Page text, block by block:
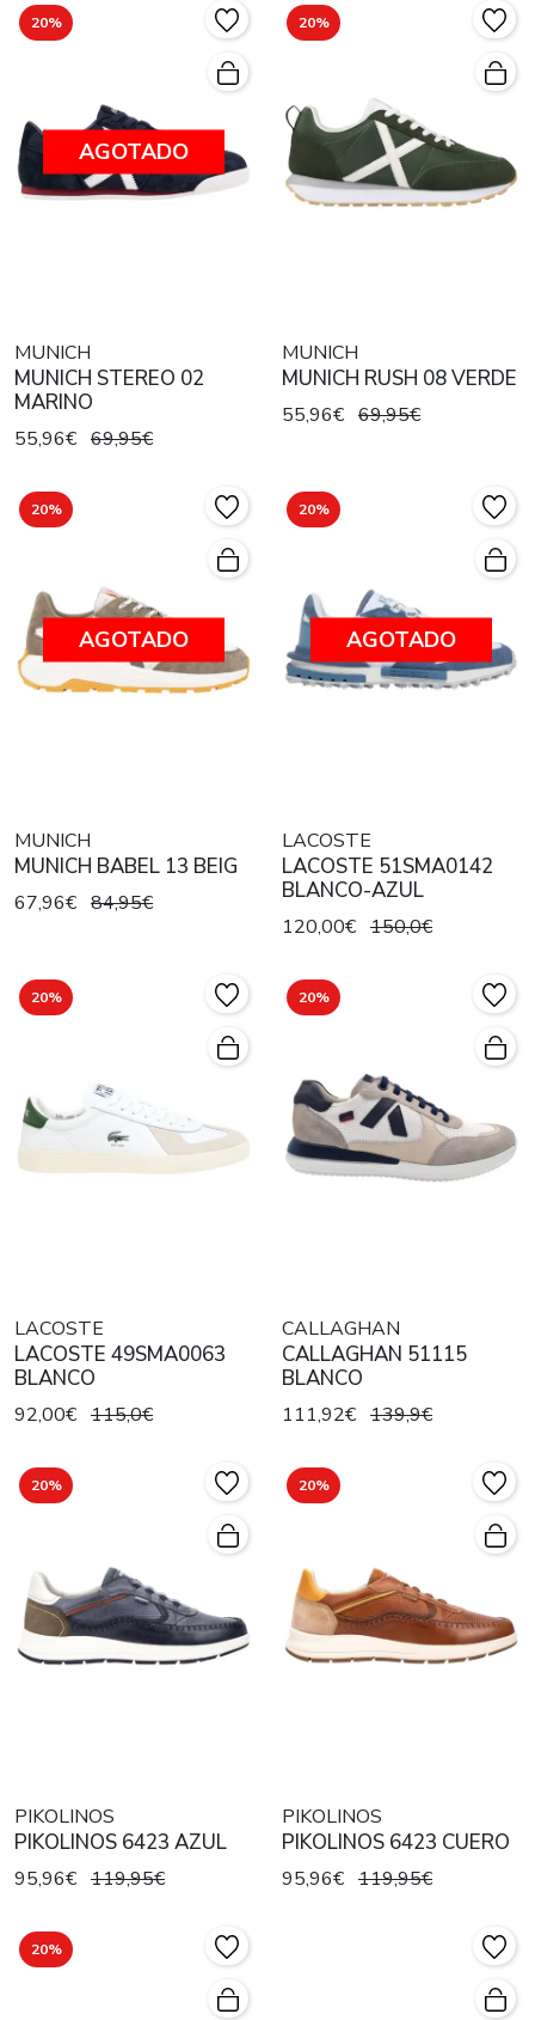
20%
AGOTADO
MUNICH
MUNICH STEREO 02
MARINO
55,96€ 69,95€
20%
MUNICH
MUNICH RUSH 08 VERDE
55,96€ 69,95€
20%
AGOTADO
MUNICH
MUNICH BABEL 13 BEIG
67,96€ 84,95€
20%
AGOTADO
LACOSTE
LACOSTE 51SMA0142
BLANCO-AZUL
120,00€ 150,0€
20%
LACOSTE
LACOSTE 49SMA0063
BLANCO
92,00€ 115,0€
20%
CALLAGHAN
CALLAGHAN 51115
BLANCO
111,92€ 139,9€
20%
PIKOLINOS
PIKOLINOS 6423 AZUL
95,96€ 119,95€
20%
PIKOLINOS
PIKOLINOS 6423 CUERO
95,96€ 119,95€
20%